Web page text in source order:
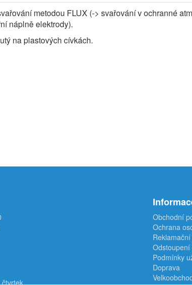
metodou FLUX (-> svařování v ochranné
náplně elektrody).
na plastových cívkách.
Obchodní
Ochrana
Podmínky
Doprava